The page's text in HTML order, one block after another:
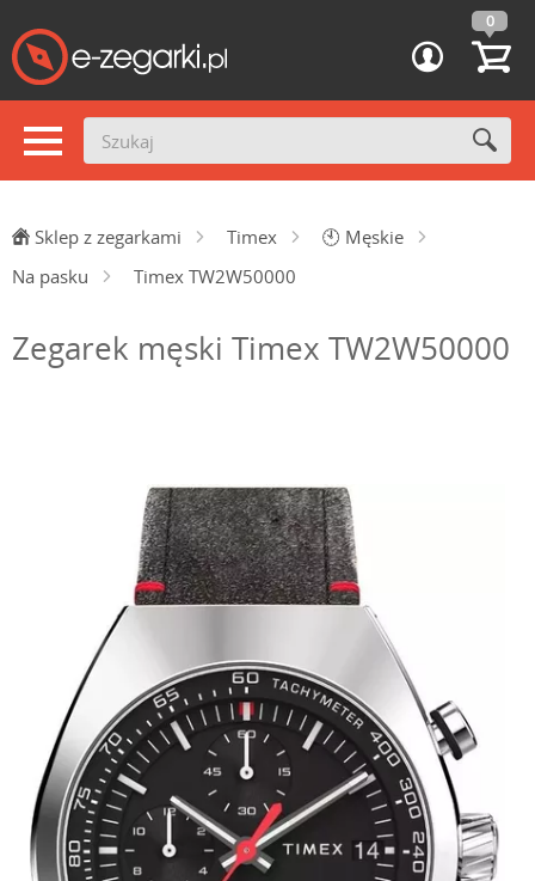
0
Sklep z zegarkami Timex 🕙 Męskie
Na pasku
Timex TW2W50000
Zegarek męski Timex TW2W50000